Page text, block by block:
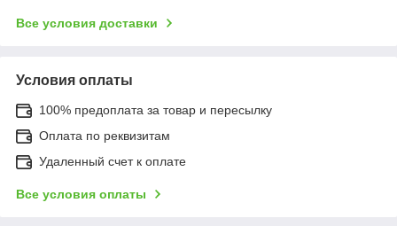
Все условия доставки
Условия оплаты
100% предоплата за товар и пересылку
Оплата по реквизитам
Удаленный счет к оплате
Все условия оплаты